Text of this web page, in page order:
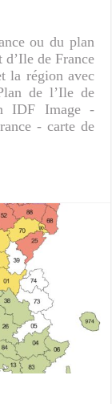
ou du plan
d’Ile de France
la région avec
de l’Ile de
IDF Image -
- carte de